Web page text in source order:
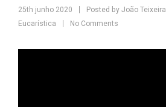
25th junho 2020 Posted by João Teixeira
Eucarística
No Comments